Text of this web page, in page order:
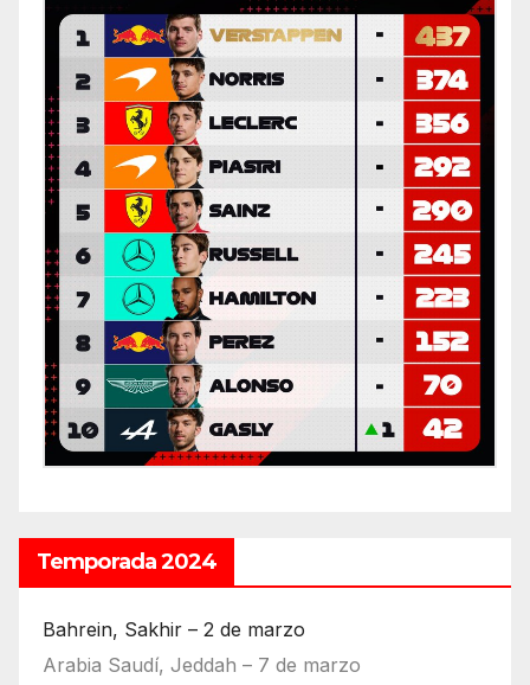
Temporada 2024
Bahrein, Sakhir – 2 de marzo
Arabia Saudí, Jeddah – 7 de marzo